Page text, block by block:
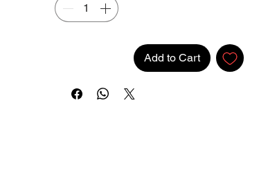
Add to Cart